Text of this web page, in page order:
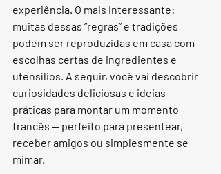
experiência. O mais interessante:
muitas dessas “regras” e tradições
podem ser reproduzidas em casa com
escolhas certas de ingredientes e
utensílios. A seguir, você vai descobrir
curiosidades deliciosas e ideias
práticas para montar um momento
francês — perfeito para presentear,
receber amigos ou simplesmente se
mimar.